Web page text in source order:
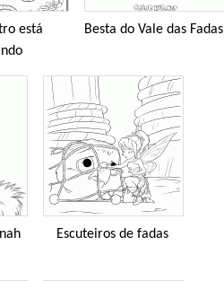
está
Besta do Vale das Fadas
Escuteiros de fadas